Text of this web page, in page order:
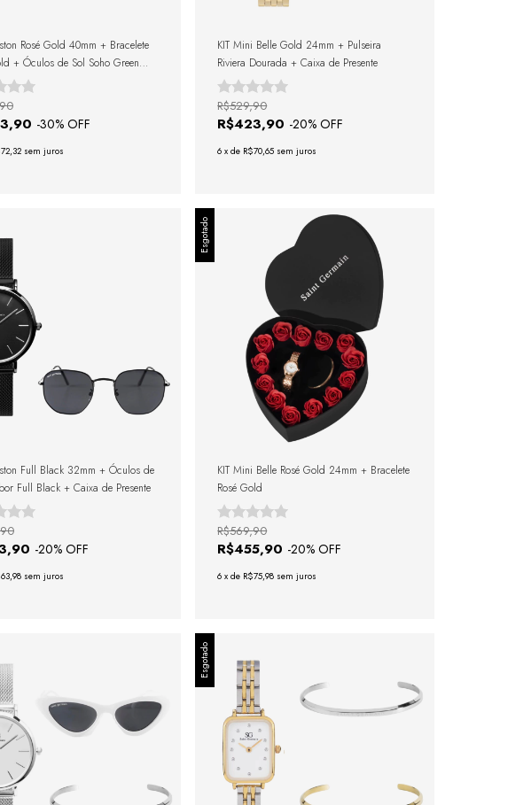
Rosé Gold 40mm + Bracelete
+ Óculos de Sol Soho Green
de Presente
-30% OFF
sem juros
KIT Mini Belle Gold 24mm + Pulseira
Riviera Dourada + Caixa de Presente
R$423,90 -20% OFF
R$529,90
6 xde R$70,65 sem juros
Full Black 32mm + Óculos de
Full Black + Caixa de Presente
-20% OFF
sem juros
Esgotado
KIT Mini Belle Rosé Gold 24mm + Bracelete
Rosé Gold
R$455,90 -20% OFF
R$569,90
6 xde R$75,98 sem juros
Esgotado